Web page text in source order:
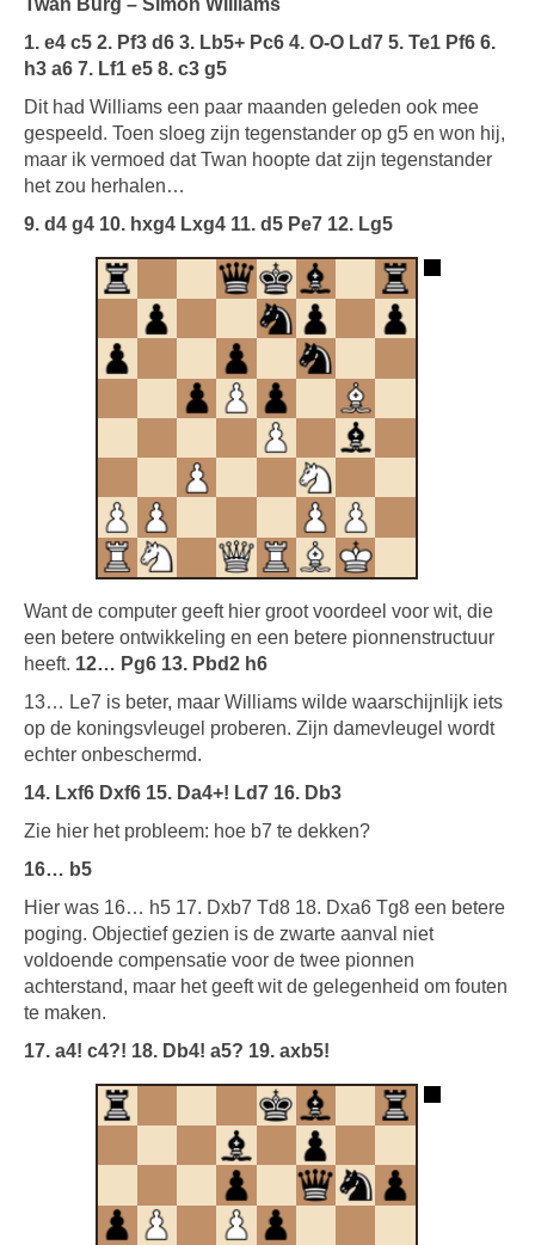
1. e4 c5 2. Pf3 d6 3. Lb5+ Pc6 4. O-O Ld7 5. Te1 Pf6 6.
h3 a6 7. Lf1 e5 8. c3 g5
Dit had Williams een paar maanden geleden ook mee
gespeeld. Toen sloeg zijn tegenstander op g5 en won hij,
maar ik vermoed dat Twan hoopte dat zijn tegenstander
het zou herhalen…
9. d4 g4 10. hxg4 Lxg4 11. d5 Pe7 12. Lg5
Want de computer geeft hier groot voordeel voor wit, die
een betere ontwikkeling en een betere pionnenstructuur
heeft. 12… Pg6 13. Pbd2 h6
13… Le7 is beter, maar Williams wilde waarschijnlijk iets
op de koningsvleugel proberen. Zijn damevleugel wordt
echter onbeschermd.
14. Lxf6 Dxf6 15. Da4+! Ld7 16. Db3
Zie hier het probleem: hoe b7 te dekken?
16… b5
Hier was 16… h5 17. Dxb7 Td8 18. Dxa6 Tg8 een betere
poging. Objectief gezien is de zwarte aanval niet
voldoende compensatie voor de twee pionnen
achterstand, maar het geeft wit de gelegenheid om fouten
te maken.
17. a4! c4?! 18. Db4! a5? 19. axb5!